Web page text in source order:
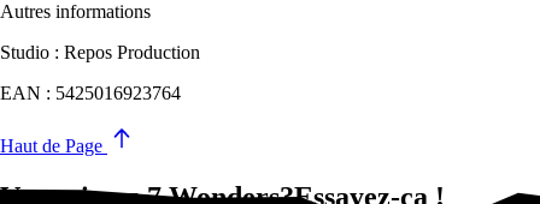
Autres informations
Studio : Repos Production
EAN : 5425016923764
Haut de Page
Vous aimez 7 Wonders?Essayez-ça !